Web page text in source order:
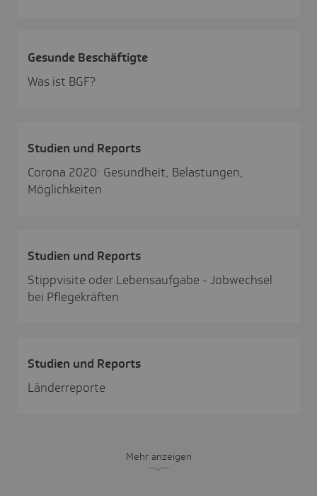
Gesunde Beschäf­tigte
Was ist BGF?
Studien und Reports
Corona 2020: Gesundheit, Belastungen,
Möglichkeiten
Studien und Reports
Stippvisite oder Lebensaufgabe - Jobwechsel
bei Pflegekräften
Studien und Reports
Länderreporte
Mehr anzeigen